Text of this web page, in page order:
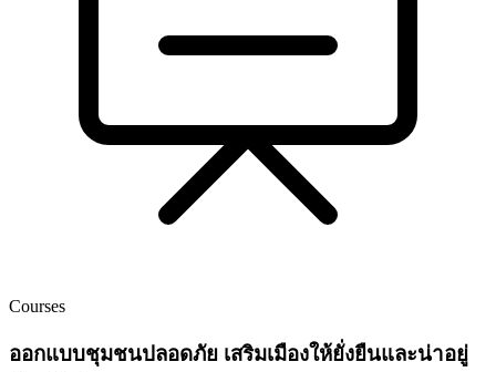
Courses
ออกแบบชุมชนปลอดภัย เสริมเมืองให้ยั่งยืนและน่าอยู่